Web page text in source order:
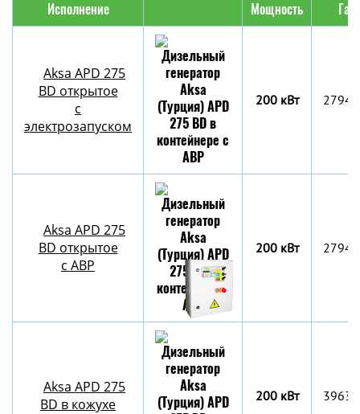
Исполнение Мощность
Aksa APD 275
BD открытое
с
электрозапуском
200 кВт
Aksa APD 275
BD открытое
с АВР
200 кВт
Aksa APD 275
BD в кожухе
200 кВт